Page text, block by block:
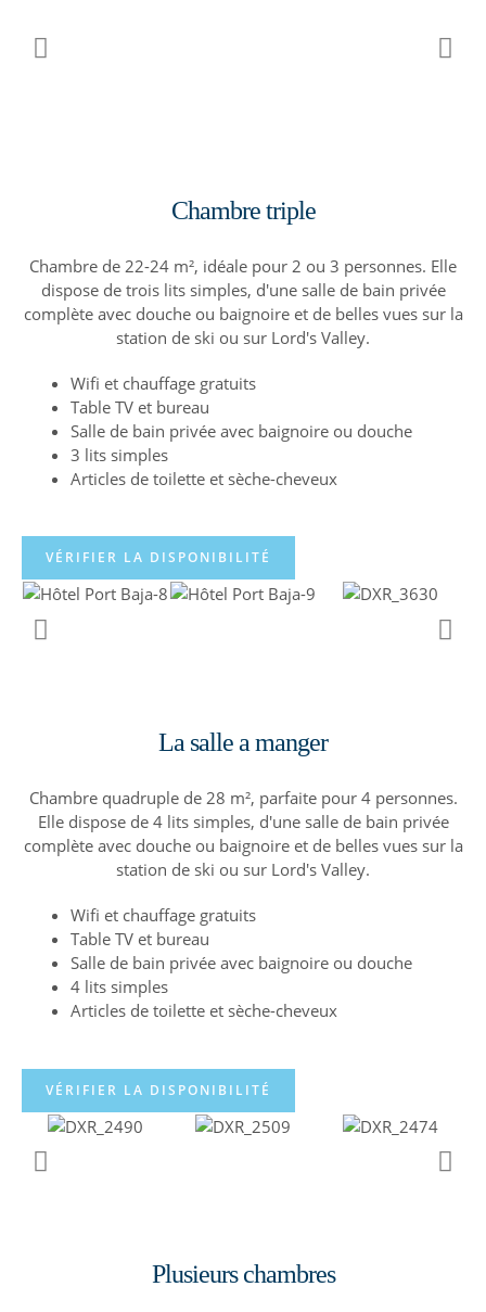
Chambre triple
Chambre de 22-24 m², idéale pour 2 ou 3 personnes. Elle
dispose de trois lits simples, d'une salle de bain privée
complète avec douche ou baignoire et de belles vues sur la
station de ski ou sur Lord's Valley.
Wifi et chauffage gratuits
Table TV et bureau
Salle de bain privée avec baignoire ou douche
3 lits simples
Articles de toilette et sèche-cheveux
VÉRIFIER LA DISPONIBILITÉ
La salle a manger
Chambre quadruple de 28 m², parfaite pour 4 personnes.
Elle dispose de 4 lits simples, d'une salle de bain privée
complète avec douche ou baignoire et de belles vues sur la
station de ski ou sur Lord's Valley.
Wifi et chauffage gratuits
Table TV et bureau
Salle de bain privée avec baignoire ou douche
4 lits simples
Articles de toilette et sèche-cheveux
VÉRIFIER LA DISPONIBILITÉ
Plusieurs chambres